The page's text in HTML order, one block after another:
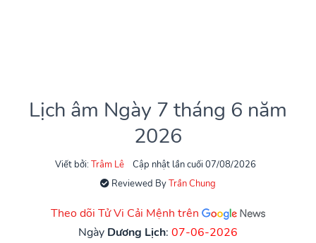
Lịch âm Ngày 7 tháng 6 năm
2026
Viết bởi: Trâm Lê
Cập nhật lần cuối 07/08/2026
Reviewed ByTrần Chung
Theo dõi Tử Vi Cải Mệnh trên
Ngày Dương Lịch: 07-06-2026